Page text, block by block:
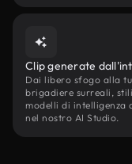
Clip generate
Dai libero sfogo alla
brigadiere surreali,
modelli di intelligenza
nel nostro AI Studio.